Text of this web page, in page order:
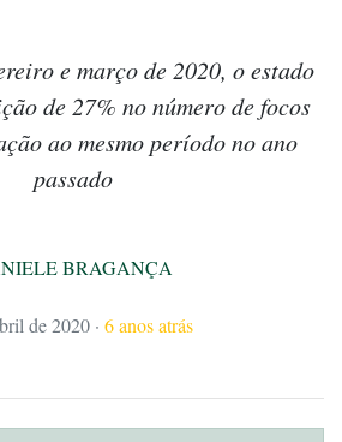
e março de 2020, o estado
de 27% no número de focos
ao mesmo período no ano
passado
BRAGANÇA
de 2020 · 6 anos atrás